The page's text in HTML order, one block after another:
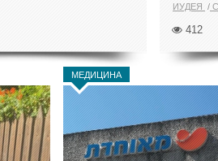
ИУДЕЯ
412
МЕДИЦИНА